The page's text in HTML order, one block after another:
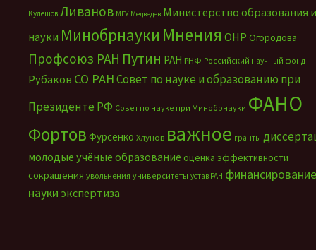
Кулешов Ливанов МГУ Медведев Министерство образования и
науки Минобрнауки Мнения ОНР Огородова
Профсоюз РАН Путин РАН РНФ Российский научный фонд
Рубаков СО РАНСовет по науке и образованию при
Президенте РФ Совет по науке при Минобрнауки ФАНО
Фортов Фурсенко Хлунов важное гранты
молодые учёные образование оценка эффективности
сокращения увольнения университеты устав РАН финансирование
науки экспертиза